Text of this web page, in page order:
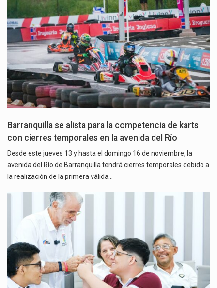
Barranquilla se alista para la competencia de karts
con cierres temporales en la avenida del Río
Desde este jueves 13 y hasta el domingo 16 de noviembre, la
avenida del Río de Barranquilla tendrá cierres temporales debido a
la realización de la primera válida…